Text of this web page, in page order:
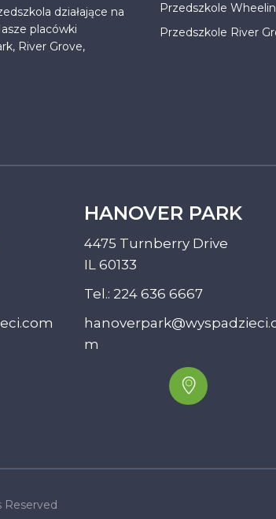
działające na
placówki
River Grove,
Przedszkole
Przedszkole River
HANOVER PARK
4475 Turnberry Drive
IL 60133
Tel.: 224 636 6667
m
Reserved